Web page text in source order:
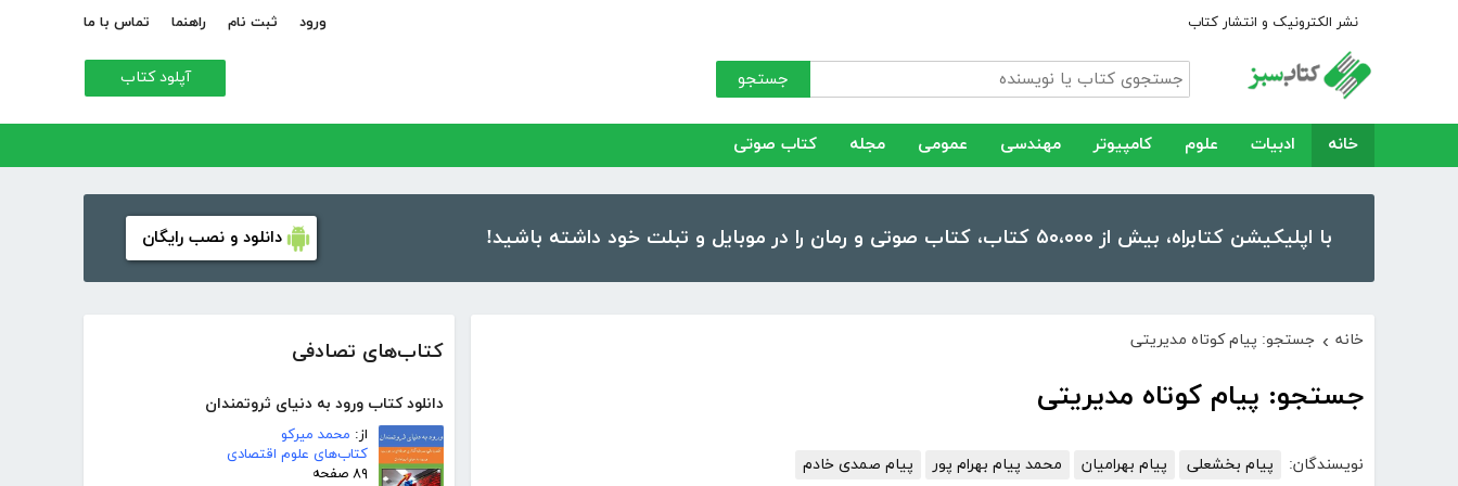
نشر الکترونیک و انتشار کتاب ورود ثبت نام راهنما تماس با ما
جستجو آپلود کتاب
خانه ادبیات علوم کامپیوتر مهندسی عمومی مجله کتاب صوتی
با اپلیکیشن کتابراه، بیش از ۵۰،۰۰۰ کتاب، کتاب صوتی و رمان را در موبایل و تبلت خود داشته باشید! دانلود و نصب رایگان
کتاب‌های تصادفی
دانلود کتاب ورود به دنیای ثروتمندان
از: محمد میرکو
کتاب‌های علوم اقتصادی
۸۹ صفحه
خانه › جستجو: پیام کوتاه مدیریتی
جستجو: پیام کوتاه مدیریتی
نویسندگان: پیام بخشعلی پیام بهرامیان محمد پیام بهرام پور پیام صمدی خادم